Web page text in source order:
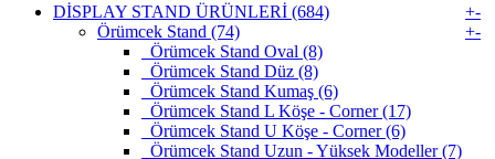
DİSPLAY STAND ÜRÜNLERİ (684)
+-
Örümcek Stand (74)
+-
Örümcek Stand Oval (8)
Örümcek Stand Düz (8)
Örümcek Stand Kumaş (6)
Örümcek Stand L Köşe - Corner (17)
Örümcek Stand U Köşe - Corner (6)
Örümcek Stand Uzun - Yüksek Modeller (7)